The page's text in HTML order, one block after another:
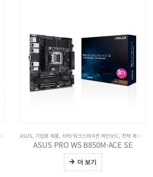
ASUS, 기업용 제품, 서버/워크스테이션 메인보드, 전체 제품보기
ASUS PRO WS B850M-ACE SE
더 보기